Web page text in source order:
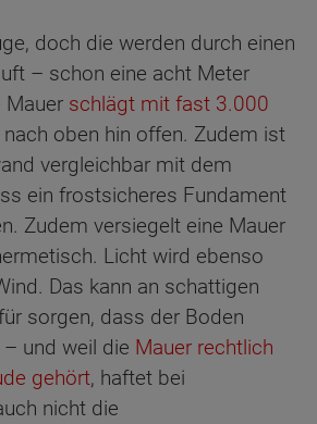
doch die werden durch einen
– schon eine acht Meter
Mauer schlägt mit fast 3.000
oben hin offen. Zudem ist
vergleichbar mit dem
ein frostsicheres Fundament
Zudem versiegelt eine Mauer
Licht wird ebenso
Das kann an schattigen
sorgen, dass der Boden
und weil die Mauer rechtlich
gehört, haftet bei
nicht die